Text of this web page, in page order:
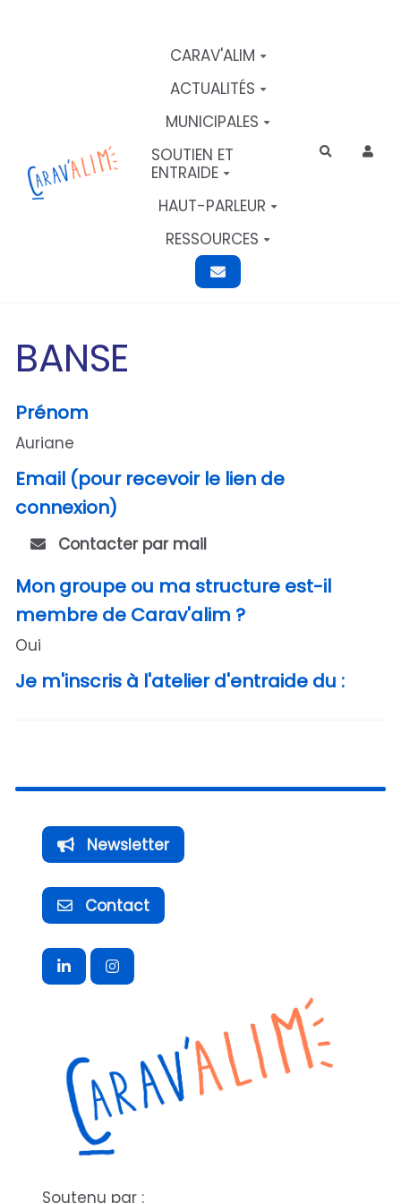
CARAV'ALIM
ACTUALITÉS
MUNICIPALES
SOUTIEN ET
ENTRAIDE
HAUT-PARLEUR
RESSOURCES
Rechercher
BANSE
Prénom
Auriane
Email (pour recevoir le lien de
connexion)
Contacter par mail
Mon groupe ou ma structure est-il
membre de Carav'alim ?
Oui
Je m'inscris à l'atelier d'entraide du :
Newsletter
Contact
Soutenu par :